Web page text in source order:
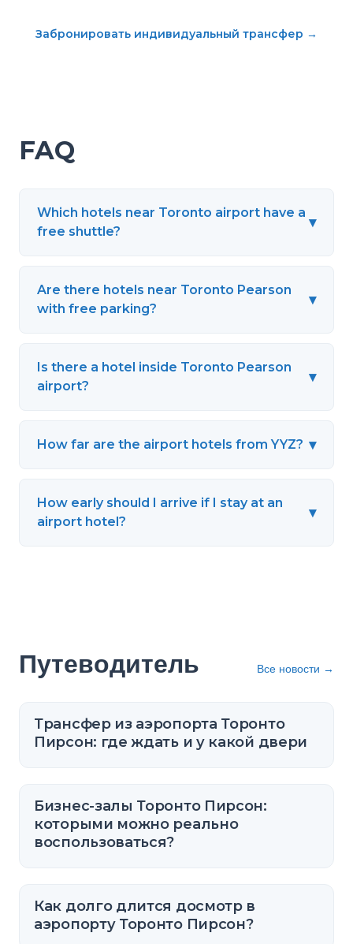
Забронировать индивидуальный трансфер →
FAQ
Which hotels near Toronto airport have a
free shuttle?
▾
Are there hotels near Toronto Pearson
with free parking?
▾
Is there a hotel inside Toronto Pearson
airport?
▾
How far are the airport hotels from YYZ? ▾
How early should I arrive if I stay at an
airport hotel?
▾
Путеводитель Все новости →
Трансфер из аэропорта Торонто
Пирсон: где ждать и у какой двери
Бизнес-залы Торонто Пирсон:
которыми можно реально
воспользоваться?
Как долго длится досмотр в
аэропорту Торонто Пирсон?